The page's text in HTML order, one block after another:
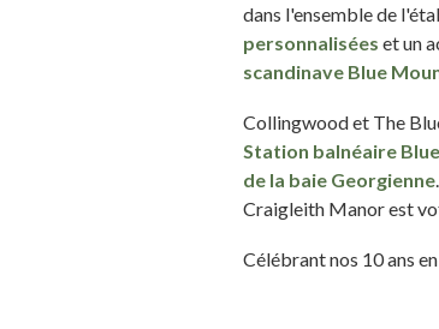
dans l'ensemble de
personnalisées et un
scandinave Blue
Collingwood et The
Station balnéaire
de la baie Georgienne
Craigleith Manor est
Célébrant nos 10 ans